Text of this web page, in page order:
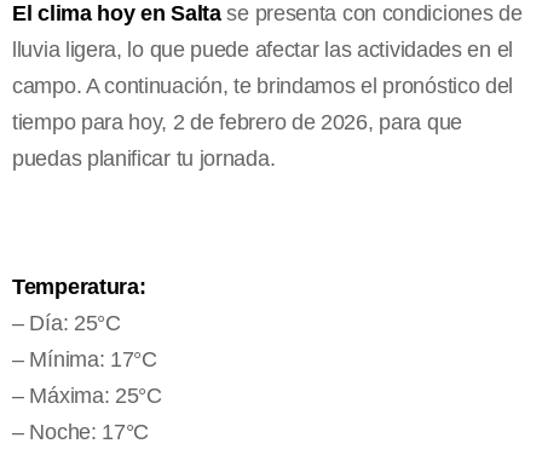
El clima hoy en Saltase presenta con condiciones de
lluvia ligera, lo que puede afectar las actividades en el
campo. A continuación, te brindamos el pronóstico del
tiempo para hoy, 2 de febrero de 2026, para que
puedas planificar tu jornada.
Temperatura:
– Día: 25°C
– Mínima: 17°C
– Máxima: 25°C
– Noche: 17°C